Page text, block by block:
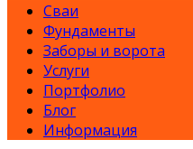
Сваи
Фундаменты
Заборы и ворота
Услуги
Портфолио
Блог
Информация